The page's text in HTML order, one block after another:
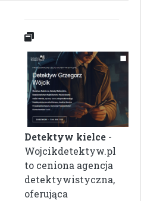
Detektyw kielce -
Wojcikdetektyw.pl
to ceniona agencja
detektywistyczna,
oferująca